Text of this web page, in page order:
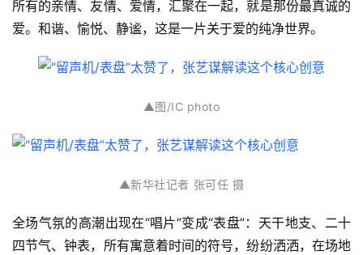
所有的亲情、友情、爱情，汇聚在一起，就是那份最真诚的
爱。和谐、愉悦、静谧，这是一片关于爱的纯净世界。
▲图/IC photo
▲新华社记者 张可任 摄
全场气氛的高潮出现在“唱片”变成“表盘”：天干地支、二十
四节气、钟表，所有寓意着时间的符号，纷纷洒洒，在场地